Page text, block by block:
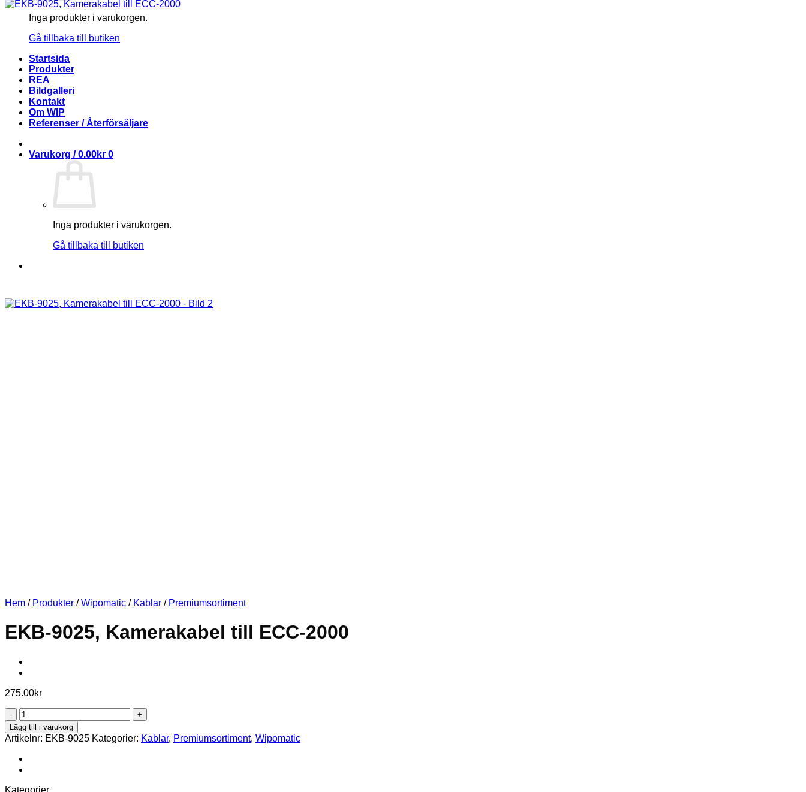
Inga produkter i varukorgen.
Gå tillbaka till butiken
Startsida
Produkter
REA
Bildgalleri
Kontakt
Om WIP
Referenser / Återförsäljare
Varukorg /0.00kr 0
Inga produkter i varukorgen.
Gå tillbaka till butiken
Hem / Produkter / Wipomatic / Kablar / Premiumsortiment
EKB-9025, Kamerakabel till ECC-2000
275.00kr
EKB-
9025,
Kamerakabel
till
ECC-
2000
Lägg till i varukorg
Artikelnr: EKB-9025 Kategorier: Kablar, Premiumsortiment, Wipomatic
Kategorier